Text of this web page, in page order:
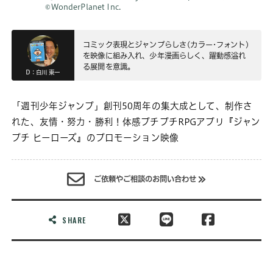
©WonderPlanet Inc.
D：白川 東一
コミック表現とジャンプらしさ(カラー･フォント)
を映像に組み入れ、少年漫画らしく、躍動感溢れ
る展開を意識。
「週刊少年ジャンプ」創刊50周年の集大成として、制作さ
れた、友情・努力・勝利！体感プチプチRPGアプリ『ジャン
プチ ヒーローズ』のプロモーション映像
ご依頼やご相談のお問い合わせ
SHARE